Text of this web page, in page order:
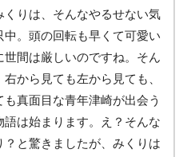
くりは、そんなやるせない気
中。頭の回転も早くて可愛い
世間は厳しいのですね。そん
から見ても左から見ても、
も真面目な青年津崎が出会う
語は始まります。え？そんな
？と驚きましたが、みくりは